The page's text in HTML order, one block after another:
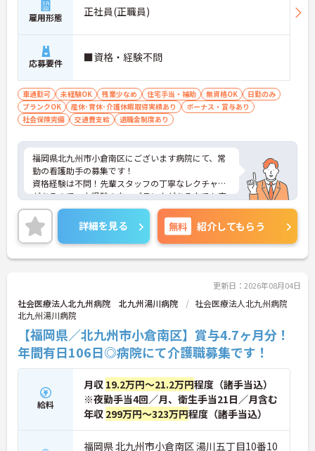
雇用形態 正社員(正職員)
応募要件 ■資格・経験不問
車通勤可 未経験OK 残業少なめ 住宅手当・補助 無資格OK
日勤のみ
ブランクOK
産休･育休･介護休暇取得実績あり
ボーナス・賞与あり
社会保険完備
交通費支給 退職金制度あり
福岡県北九州市小倉南区にございます病院にて、常
勤の看護助手の募集です！
資格経験は不問！先輩スタッフの丁寧なレクチャー
があるので、未経験の方・ブランクがある方でも安
心してご入職いただけます◎
賞与も4.7掛け津分の実績あり♪頑張りをしっかり評
価してくれる環境が整っているので、仕事のモチベ
ーションにつながります。
ご興味ある方には、面接対策ポイントなど、さらに
詳細を見る 無料 紹介してもらう
更新日：2026年08月04日
社会医療法人北九州病院 北九州湯川病院
社会医療法人北九州病院
北九州湯川病院
【福岡県／北九州市小倉南区】賞与4.7ヶ月分！
年間有日106日◎病院にて介護職募集です！
給料
月収 19.2万円～21.2万円程度（諸手当込）
※夜勤手当4回／月、衛生手当21日／月含む
年収 299万円～323万円程度（諸手当込）
福岡県 北九州市小倉南区 湯川五丁目10番10